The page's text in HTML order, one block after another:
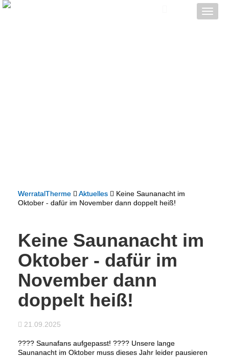
Toggle
WerratalTherme Aktuelles
Keine Saunanacht im
Oktober - dafür im November dann doppelt heiß!
Keine Saunanacht im
Oktober - dafür im
November dann
doppelt heiß!
21.09.2025
???? Saunafans aufgepasst! ???? Unsere lange
Saunanacht im Oktober muss dieses Jahr leider pausieren